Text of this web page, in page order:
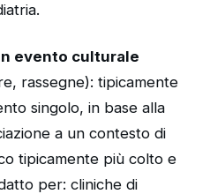
evento culturale
rassegne): tipicamente
singolo, in base alla
a un contesto di
tipicamente più colto e
per: cliniche di